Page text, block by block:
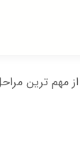
مهم ترین